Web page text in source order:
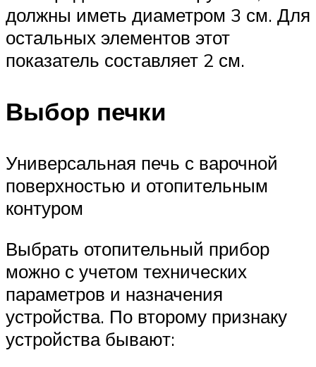
должны иметь диаметром 3 см. Для
остальных элементов этот
показатель составляет 2 см.
Выбор печки
Универсальная печь с варочной
поверхностью и отопительным
контуром
Выбрать отопительный прибор
можно с учетом технических
параметров и назначения
устройства. По второму признаку
устройства бывают: